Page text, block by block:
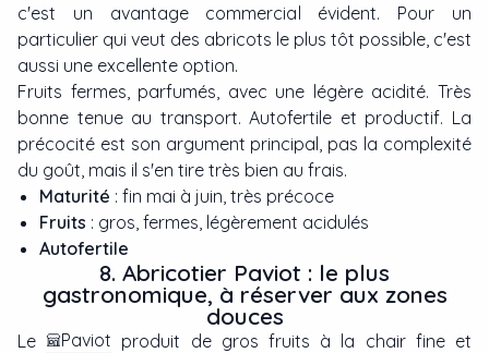
c'est un avantage commercial évident. Pour un
particulier qui veut des abricots le plus tôt possible, c'est
aussi une excellente option.
Fruits fermes, parfumés, avec une légère acidité. Très
bonne tenue au transport. Autofertile et productif. La
précocité est son argument principal, pas la complexité
du goût, mais il s'en tire très bien au frais.
Maturité : fin mai à juin, très précoce
Fruits : gros, fermes, légèrement acidulés
Autofertile
8. Abricotier Paviot : le plus
gastronomique, à réserver aux zones
douces
Le Paviot produit de gros fruits à la chair fine et